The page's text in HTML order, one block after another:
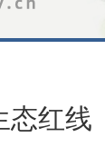
态红线